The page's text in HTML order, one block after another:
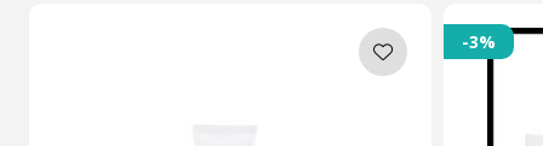
-3%